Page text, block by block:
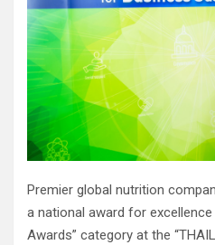
Premier global nutrition
a national award for
Awards” category at the